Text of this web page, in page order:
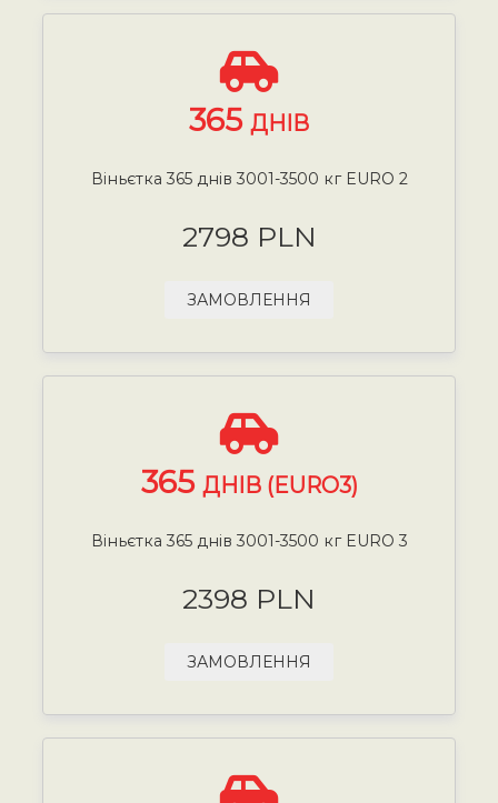
365 ДНІВ
Віньєтка 365 днів 3001-3500 кг EURO 2
2798 PLN
ЗАМОВЛЕННЯ
365 ДНІВ (EURO3)
Віньєтка 365 днів 3001-3500 кг EURO 3
2398 PLN
ЗАМОВЛЕННЯ